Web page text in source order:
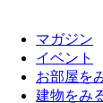
マガジン
イベント
お部屋を
建物をみ